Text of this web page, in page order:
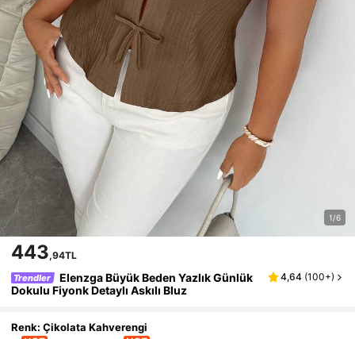
1/6
443,94TL
Trendler
Elenzga Büyük Beden Yazlık Günlük
Dokulu Fiyonk Detaylı Askılı Bluz
4,64 (100+)
Renk: Çikolata Kahverengi